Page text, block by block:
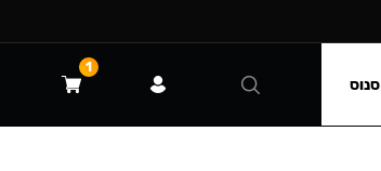
סנוס
1